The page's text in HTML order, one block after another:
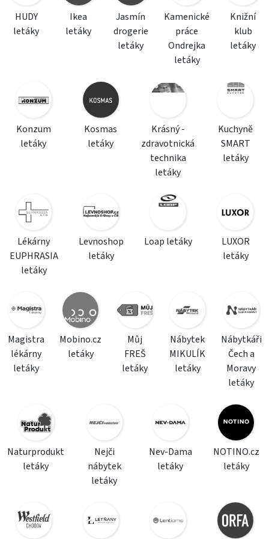
HUDY
letáky
Ikea
letáky
Jasmín
drogerie
letáky
Kamenické
práce
Ondrejka
letáky
Knižní
klub
letáky
Konzum
letáky
Kosmas
letáky
Krásný -
zdravotnická
technika
letáky
Kuchyně
SMART
letáky
Lékárny
EUPHRASIA
letáky
Levnoshop
letáky
Loap letáky
LUXOR
letáky
Magistra
lékárny
letáky
Mobino.cz
letáky
Můj
FREŠ
letáky
Nábytek
MIKULÍK
letáky
Nábytkáři
Čech a
Moravy
letáky
Naturprodukt
letáky
Nejči
nábytek
letáky
Nev-Dama
letáky
NOTINO.cz
letáky